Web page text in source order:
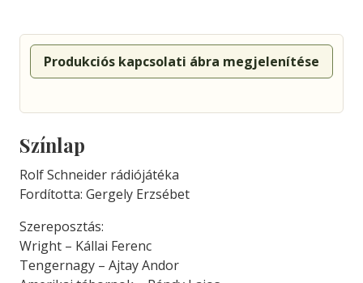
Produkciós kapcsolati ábra megjelenítése
Színlap
Rolf Schneider rádiójátéka
Fordította: Gergely Erzsébet
Szereposztás:
Wright – Kállai Ferenc
Tengernagy – Ajtay Andor